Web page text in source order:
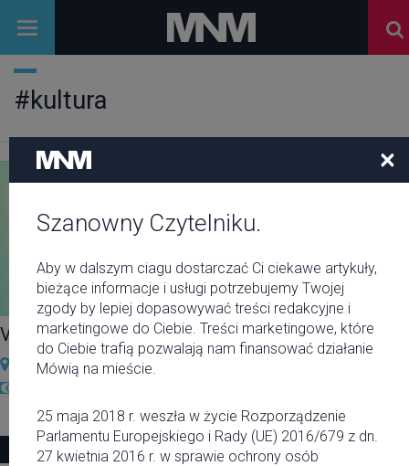
#kultura
VII MYŚLI GONITWA na Chłodnej 25 // wstęp: friko
Klub Chłodna 25
28 stycznia 2016 19:00
Zobacz więcej
×
Szanowny Czytelniku.
Aby w dalszym ciagu dostarczać Ci ciekawe artykuły,
bieżące informacje i usługi potrzebujemy Twojej
zgody by lepiej dopasowywać treści redakcyjne i
marketingowe do Ciebie. Treści marketingowe, które
do Ciebie trafią pozwalają nam finansować działanie
Mówią na mieście.
25 maja 2018 r. weszła w życie Rozporządzenie
Parlamentu Europejskiego i Rady (UE) 2016/679 z dn.
27 kwietnia 2016 r. w sprawie ochrony osób